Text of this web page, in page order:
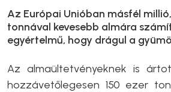
Az Európai Unióban másfél
tonnával kevesebb almára
egyértelmű, hogy drágul a
Az almaültetvényeknek is
hozzávetőlegesen 150 ezer